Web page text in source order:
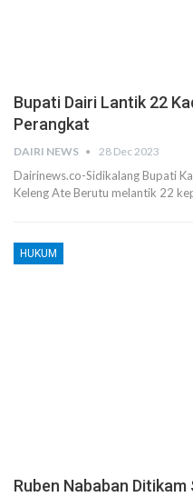
Bupati Dairi Lantik 22
Perangkat
DAIRI NEWS 28 Dec 2023
Dairinews.co-Sidikalang Bupati
Keleng Ate Berutu melantik 22
HUKUM
Ruben Nababan